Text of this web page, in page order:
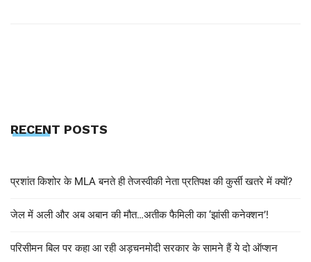
RECENT POSTS
प्रशांत किशोर के MLA बनते ही तेजस्वीकी नेता प्रतिपक्ष की कुर्सी खतरे में क्यों?
जेल में अली और अब अबान की मौत…अतीक फैमिली का ‘झांसी कनेक्शन’!
परिसीमन बिल पर कहा आ रही अड़चनमोदी सरकार के सामने हैं ये दो ऑप्शन